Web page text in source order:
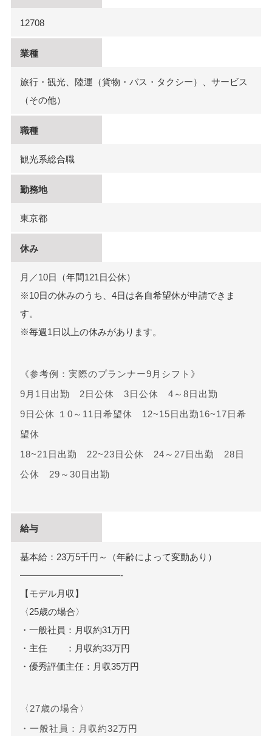
12708
業種
旅行・観光、陸運（貨物・バス・タクシー）、サービス
（その他）
職種
観光系総合職
勤務地
東京都
休み
月／10日（年間121日公休）
※10日の休みのうち、4日は各自希望休が申請できま
す。
※毎週1日以上の休みがあります。
《参考例：実際のプランナー9月シフト》
9月1日出勤 2日公休 3日公休 4～8日出勤
9日公休 １0～11日希望休 12~15日出勤16~17日希
望休
18~21日出勤 22~23日公休 24～27日出勤 28日
公休 29～30日出勤
給与
基本給：23万5千円～（年齢によって変動あり）
———————————-
【モデル月収】
〈25歳の場合〉
・一般社員：月収約31万円
・主任 ：月収約33万円
・優秀評価主任：月収35万円
〈27歳の場合〉
・一般社員：月収約32万円